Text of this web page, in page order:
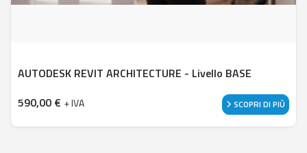
AUTODESK REVIT ARCHITECTURE - Livello BASE
590,00 € + IVA SCOPRI DI PIÙ